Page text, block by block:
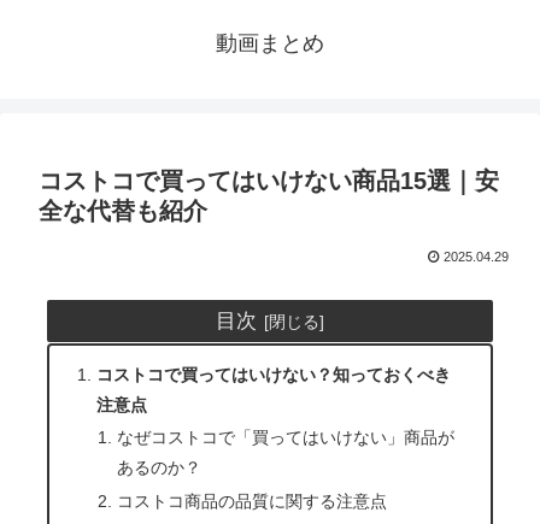
動画まとめ
コストコで買ってはいけない商品15選｜安
全な代替も紹介
2025.04.29
目次
コストコで買ってはいけない？知っておくべき
注意点
なぜコストコで「買ってはいけない」商品が
あるのか？
コストコ商品の品質に関する注意点